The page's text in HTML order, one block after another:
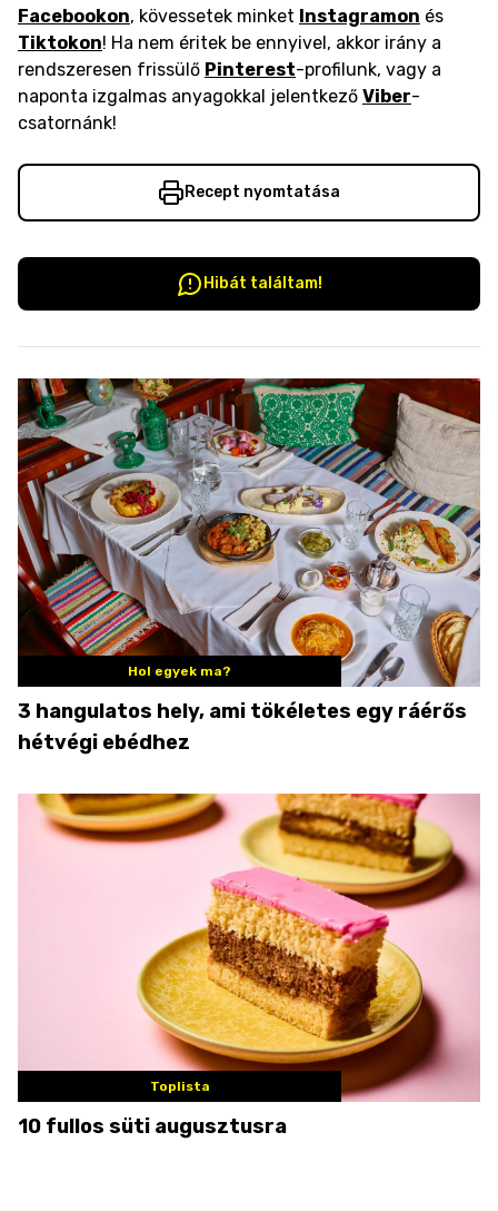
Facebookon, kövessetek minket Instagramon és
Tiktokon! Ha nem éritek be ennyivel, akkor irány a
rendszeresen frissülő Pinterest-profilunk, vagy a
naponta izgalmas anyagokkal jelentkező Viber-
csatornánk!
Recept nyomtatása
Hibát találtam!
Hol egyek ma?
3 hangulatos hely, ami tökéletes egy ráérős
hétvégi ebédhez
Toplista
10 fullos süti augusztusra